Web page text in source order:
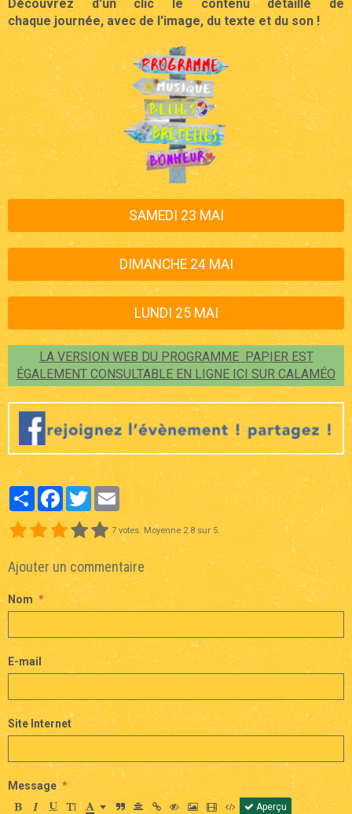
Découvrez d'un clic le contenu détaillé de
chaque journée, avec de l'image, du texte et du son !
SAMEDI 23 MAI
DIMANCHE 24 MAI
LUNDI 25 MAI
LA VERSION WEB DU PROGRAMME PAPIER EST
ÉGALEMENT CONSULTABLE EN LIGNE ICI SUR CALAMÉO
PartagerFacebook
Twitter Email
7votes. Moyenne2.8 sur 5.
Ajouter un commentaire
Nom
E-mail
Site Internet
Message
Aperçu